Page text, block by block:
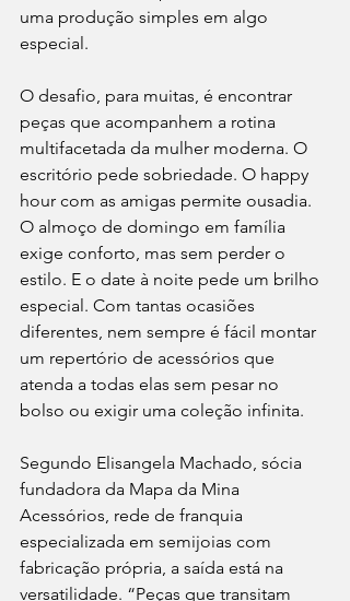
uma produção simples em algo
especial.
O desafio, para muitas, é encontrar
peças que acompanhem a rotina
multifacetada da mulher moderna. O
escritório pede sobriedade. O happy
hour com as amigas permite ousadia.
O almoço de domingo em família
exige conforto, mas sem perder o
estilo. E o date à noite pede um brilho
especial. Com tantas ocasiões
diferentes, nem sempre é fácil montar
um repertório de acessórios que
atenda a todas elas sem pesar no
bolso ou exigir uma coleção infinita.
Segundo Elisangela Machado, sócia
fundadora da Mapa da Mina
Acessórios, rede de franquia
especializada em semijoias com
fabricação própria, a saída está na
versatilidade. “Peças que transitam